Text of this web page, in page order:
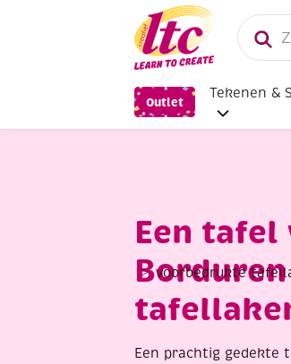
zoeken
Outlet
Tekenen &
voorbedrukte
Een
Een prachtig gedekte